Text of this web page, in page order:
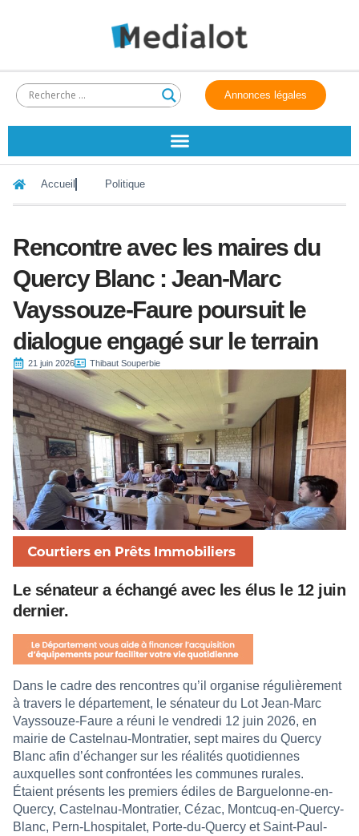
Annonces légales
Accueil Politique
Rencontre avec les maires du
Quercy Blanc : Jean-Marc
Vayssouze-Faure poursuit le
dialogue engagé sur le terrain
21 juin 2026 Thibaut Souperbie
Le sénateur a échangé avec les élus le 12 juin
dernier.
Dans le cadre des rencontres qu’il organise régulièrement
à travers le département, le sénateur du Lot Jean-Marc
Vayssouze-Faure a réuni le vendredi 12 juin 2026, en
mairie de Castelnau-Montratier, sept maires du Quercy
Blanc afin d’échanger sur les réalités quotidiennes
auxquelles sont confrontées les communes rurales.
Étaient présents les premiers édiles de Barguelonne-en-
Quercy, Castelnau-Montratier, Cézac, Montcuq-en-Quercy-
Blanc, Pern-Lhospitalet, Porte-du-Quercy et Saint-Paul-